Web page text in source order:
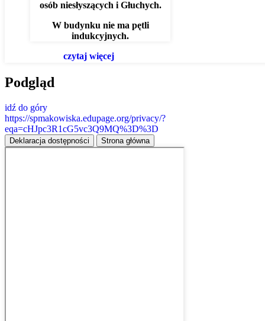
osób niesłyszących i Głuchych.
W budynku nie ma pętli
indukcyjnych.
czytaj więcej
Podgląd
idź do góry
https://spmakowiska.edupage.org/privacy/?
eqa=cHJpc3R1cG5vc3Q9MQ%3D%3D
Deklaracja dostępności Strona główna